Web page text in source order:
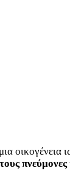
οικογένεια
τους